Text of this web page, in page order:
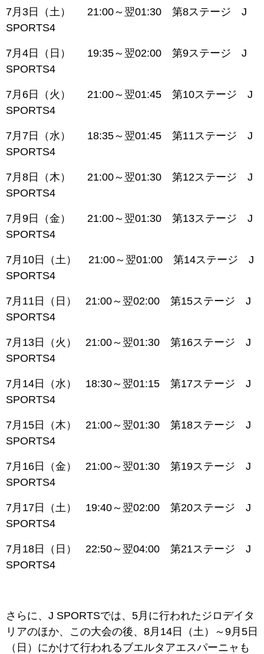
7月3日（土） 21:00～翌01:30 第8ステージ J
SPORTS4
7月4日（日） 19:35～翌02:00 第9ステージ J
SPORTS4
7月6日（火） 21:00～翌01:45 第10ステージ J
SPORTS4
7月7日（水） 18:35～翌01:45 第11ステージ J
SPORTS4
7月8日（木） 21:00～翌01:30 第12ステージ J
SPORTS4
7月9日（金） 21:00～翌01:30 第13ステージ J
SPORTS4
7月10日（土） 21:00～翌01:00 第14ステージ J
SPORTS4
7月11日（日） 21:00～翌02:00 第15ステージ J
SPORTS4
7月13日（火） 21:00～翌01:30 第16ステージ J
SPORTS4
7月14日（水） 18:30～翌01:15 第17ステージ J
SPORTS4
7月15日（木） 21:00～翌01:30 第18ステージ J
SPORTS4
7月16日（金） 21:00～翌01:30 第19ステージ J
SPORTS4
7月17日（土） 19:40～翌02:00 第20ステージ J
SPORTS4
7月18日（日） 22:50～翌04:00 第21ステージ J
SPORTS4
さらに、J SPORTSでは、5月に行われたジロデイタ
リアのほか、この大会の後、8月14日（土）～9月5日
（日）にかけて行われるブエルタアエスパーニャも